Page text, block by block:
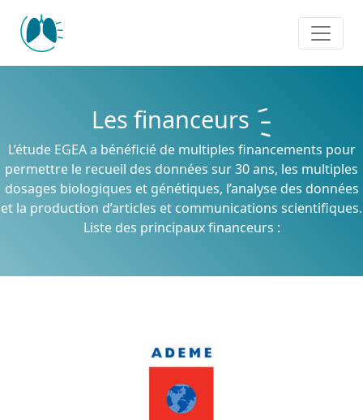
Les financeurs
L’étude EGEA a bénéficié de multiples financements pour
permettre le recueil des données sur 30 ans, les multiples
dosages biologiques et génétiques, l’analyse des données
et la production d’articles et communications scientifiques.
Liste des principaux financeurs :
Panneau de gestion des cookies